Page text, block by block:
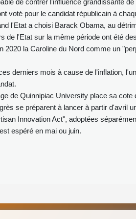
voté pour le candidat républicain à
l'Etat a choisi Barack Obama, au
de l'Etat sur la même période ont été
2020 la Caroline du Nord comme un
derniers mois à cause de l'inflation,
de Quinnipiac University place sa cote
se préparent à lancer à partir d'avril
Innovation Act", adoptées
espéré en mai ou juin.